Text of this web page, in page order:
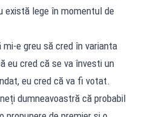
există lege în momentul de
e greu să cred în varianta
eu cred că se va învesti un
eu cred că va fi votat.
dumneavoastră că probabil